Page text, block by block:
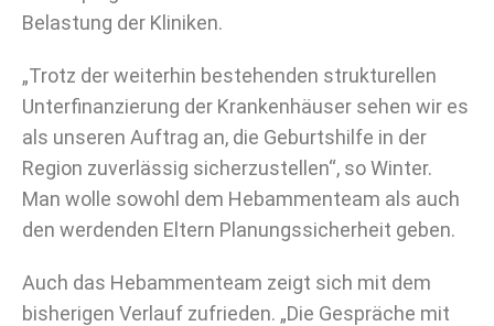
Belastung der Kliniken.
„Trotz der weiterhin bestehenden strukturellen
Unterfinanzierung der Krankenhäuser sehen wir es
als unseren Auftrag an, die Geburtshilfe in der
Region zuverlässig sicherzustellen“, so Winter.
Man wolle sowohl dem Hebammenteam als auch
den werdenden Eltern Planungssicherheit geben.
Auch das Hebammenteam zeigt sich mit dem
bisherigen Verlauf zufrieden. „Die Gespräche mit